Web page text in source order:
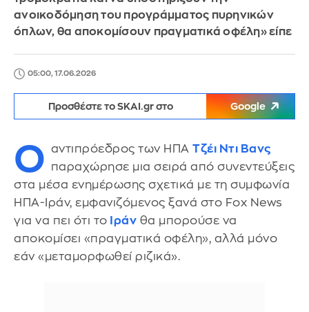
ανοικοδόμηση του προγράμματος πυρηνικών
όπλων, θα αποκομίσουν πραγματικά οφέλη» είπε
05:00, 17.06.2026
Προσθέστε το SKAI.gr στο Google
Ο αντιπρόεδρος των ΗΠΑ Τζέι Ντι Βανς
παραχώρησε μια σειρά από συνεντεύξεις
στα μέσα ενημέρωσης σχετικά με τη συμφωνία
ΗΠΑ-Ιράν, εμφανιζόμενος ξανά στο Fox News
για να πει ότι το Ιράν θα μπορούσε να
αποκομίσει «πραγματικά οφέλη», αλλά μόνο
εάν «μεταμορφωθεί ριζικά».